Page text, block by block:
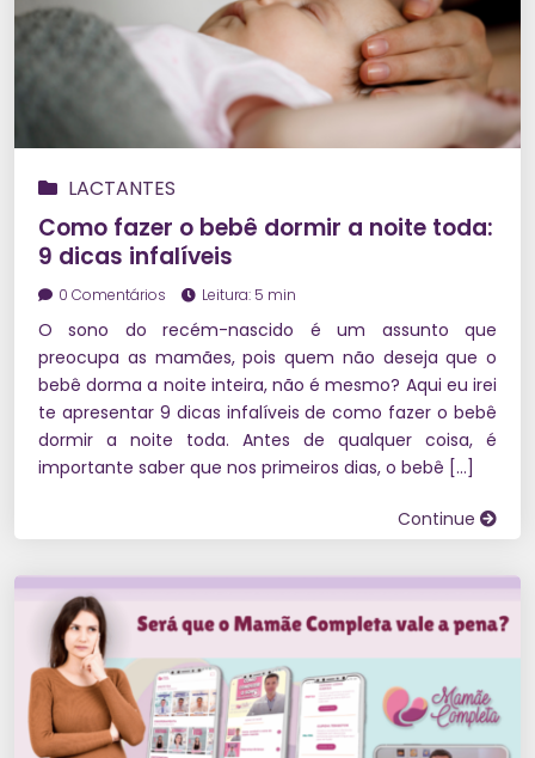
LACTANTES
Como fazer o bebê dormir a noite toda:
9 dicas infalíveis
0 Comentários Leitura: 5 min
O sono do recém-nascido é um assunto que
preocupa as mamães, pois quem não deseja que o
bebê dorma a noite inteira, não é mesmo? Aqui eu irei
te apresentar 9 dicas infalíveis de como fazer o bebê
dormir a noite toda. Antes de qualquer coisa, é
importante saber que nos primeiros dias, o bebê […]
Continue